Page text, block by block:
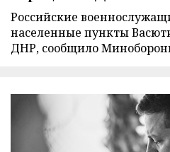
Российские
населенные пункты
ДНР, сообщило